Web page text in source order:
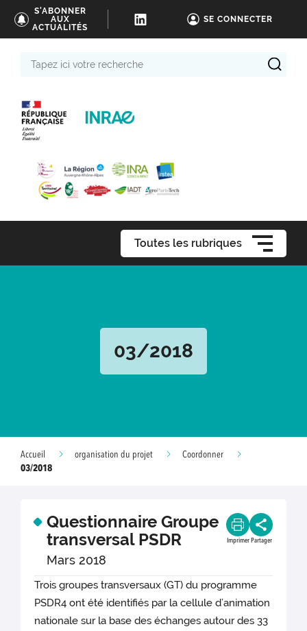
S'ABONNER
AUX
ACTUALITÉS
SE CONNECTER
Toutes les rubriques
03/2018
Accueil organisation du projet
Coordonner
03/2018
Questionnaire Groupe
transversal PSDR
Mars 2018
Imprimer Partager
Trois groupes transversaux (GT) du programme
PSDR4 ont été identifiés par la cellule d’animation
nationale sur la base des échanges autour des 33